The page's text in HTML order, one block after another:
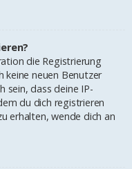
die Registrierung
neuen Benutzer
sein, dass deine IP-
du dich registrieren
erhalten, wende dich an